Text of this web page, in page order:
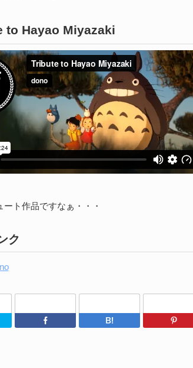
to Hayao Miyazaki
ート作品ですなぁ・・・
ク
Twitter Facebook はて